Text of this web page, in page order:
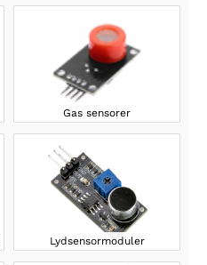
Gas sensorer
Lydsensormoduler